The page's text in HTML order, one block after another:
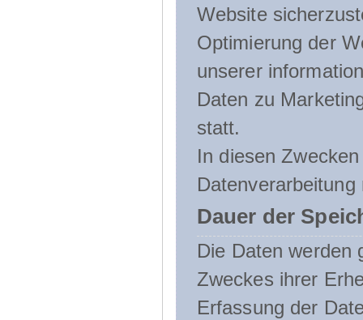
Website
Optimierung der
unserer
Daten zu
statt.
In diesen
Dauer der
Die Daten werden
Zweckes ihrer
Erfassung der